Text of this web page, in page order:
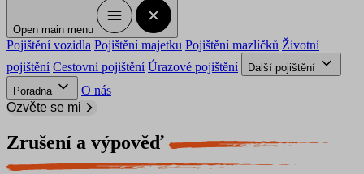
Open main menu
Pojištění vozidla Pojištění majetku Pojištění mazlíčků Životní
pojištění Cestovní pojištění Úrazové pojištění
Další pojištění
Poradna
O nás
Ozvěte se mi
Zrušení a výpověď